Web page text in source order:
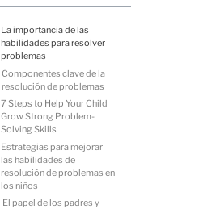
La importancia de las
habilidades para resolver
problemas
Componentes clave de la
resolución de problemas
7 Steps to Help Your Child
Grow Strong Problem-
Solving Skills
Estrategias para mejorar
las habilidades de
resolución de problemas en
los niños
El papel de los padres y